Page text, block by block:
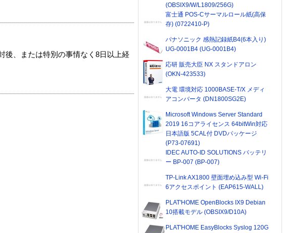
後、または特別の事情なく8日以上経
(OBSIX9/W/L1809/256G)
富士通 POS-Cサーマルロール紙(高保
存) (0722410-P)
パナソニック 感熱記録紙B4(6本入り)
UG-0001B4 (UG-0001B4)
応研 販売大臣 NX スタンドアロン
(OKN-423533)
大電 環境対応 1000BASE-T/X メディ
アコンバータ (DN1800SG2E)
Microsoft Windows Server Standard
2019 16コアライセンス 64bitWin対応
日本語版 5CAL付 DVDパッケージ
(P73-07691)
IDEC AUTO-ID SOLUTIONS バッテリ
ー BP-007 (BP-007)
TP-Link AX1800 壁面埋め込み型 Wi-Fi
6アクセスポイント (EAP615-WALL)
PLAT'HOME OpenBlocks IX9 Debian
10搭載モデル (OBSIX9/D10A)
PLAT'HOME EasyBlocks Syslog 120G